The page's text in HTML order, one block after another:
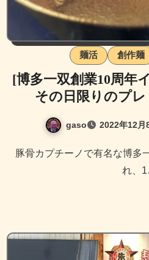
麺活 創作麺
[博多一双創業10周年
その日限りのプ
gaso 2022年12月
豚骨カプチーノで有名な博多一双。 今年10周年を迎えら
れ、